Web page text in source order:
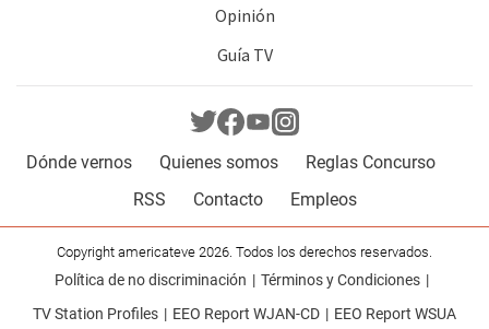
Opinión
Guía TV
Dónde vernos Quienes somos
Reglas Concurso
RSS
Contacto Empleos
Copyright americateve 2026. Todos los derechos reservados.
Política de no discriminación
Términos y Condiciones
TV Station Profiles
EEO Report WJAN-CD EEO Report WSUA